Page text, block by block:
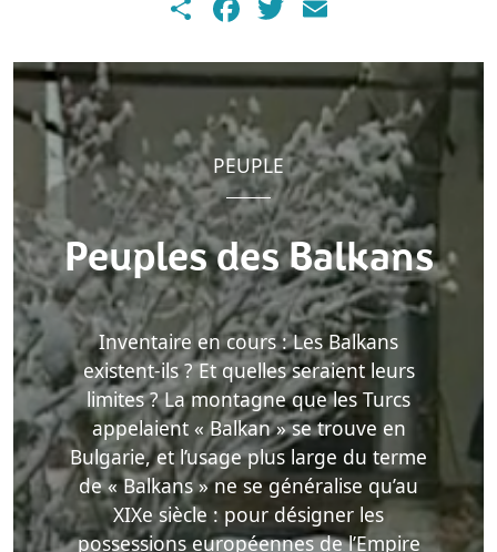
PEUPLE
Peuples des Balkans
Inventaire en cours : Les Balkans
existent-ils ? Et quelles seraient leurs
limites ? La montagne que les Turcs
appelaient « Balkan » se trouve en
Bulgarie, et l’usage plus large du terme
de « Balkans » ne se généralise qu’au
XIXe siècle : pour désigner les
possessions européennes de l’Empire